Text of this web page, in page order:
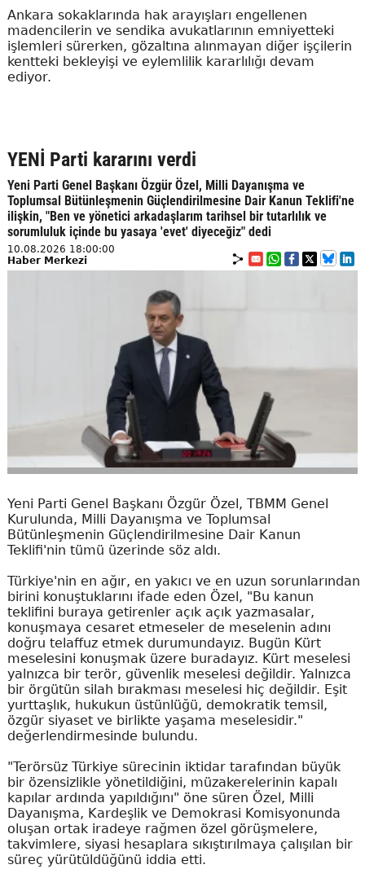
Ankara sokaklarında hak arayışları engellenen
madencilerin ve sendika avukatlarının emniyetteki
işlemleri sürerken, gözaltına alınmayan diğer işçilerin
kentteki bekleyişi ve eylemlilik kararlılığı devam
ediyor.
YENİ Parti kararını verdi
Yeni Parti Genel Başkanı Özgür Özel, Milli Dayanışma ve
Toplumsal Bütünleşmenin Güçlendirilmesine Dair Kanun Teklifi'ne
ilişkin, "Ben ve yönetici arkadaşlarım tarihsel bir tutarlılık ve
sorumluluk içinde bu yasaya 'evet' diyeceğiz" dedi
10.08.2026 18:00:00
Haber Merkezi
Yeni Parti Genel Başkanı Özgür Özel, TBMM Genel
Kurulunda, Milli Dayanışma ve Toplumsal
Bütünleşmenin Güçlendirilmesine Dair Kanun
Teklifi'nin tümü üzerinde söz aldı.
Türkiye'nin en ağır, en yakıcı ve en uzun sorunlarından
birini konuştuklarını ifade eden Özel, "Bu kanun
teklifini buraya getirenler açık açık yazmasalar,
konuşmaya cesaret etmeseler de meselenin adını
doğru telaffuz etmek durumundayız. Bugün Kürt
meselesini konuşmak üzere buradayız. Kürt meselesi
yalnızca bir terör, güvenlik meselesi değildir. Yalnızca
bir örgütün silah bırakması meselesi hiç değildir. Eşit
yurttaşlık, hukukun üstünlüğü, demokratik temsil,
özgür siyaset ve birlikte yaşama meselesidir."
değerlendirmesinde bulundu.
"Terörsüz Türkiye sürecinin iktidar tarafından büyük
bir özensizlikle yönetildiğini, müzakerelerinin kapalı
kapılar ardında yapıldığını" öne süren Özel, Milli
Dayanışma, Kardeşlik ve Demokrasi Komisyonunda
oluşan ortak iradeye rağmen özel görüşmelere,
takvimlere, siyasi hesaplara sıkıştırılmaya çalışılan bir
süreç yürütüldüğünü iddia etti.